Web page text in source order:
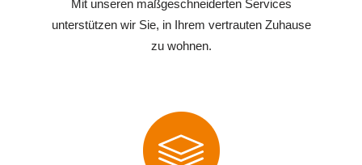
Mit unseren maßgeschneiderten Services
unterstützen wir Sie, in Ihrem vertrauten Zuhause
zu wohnen.